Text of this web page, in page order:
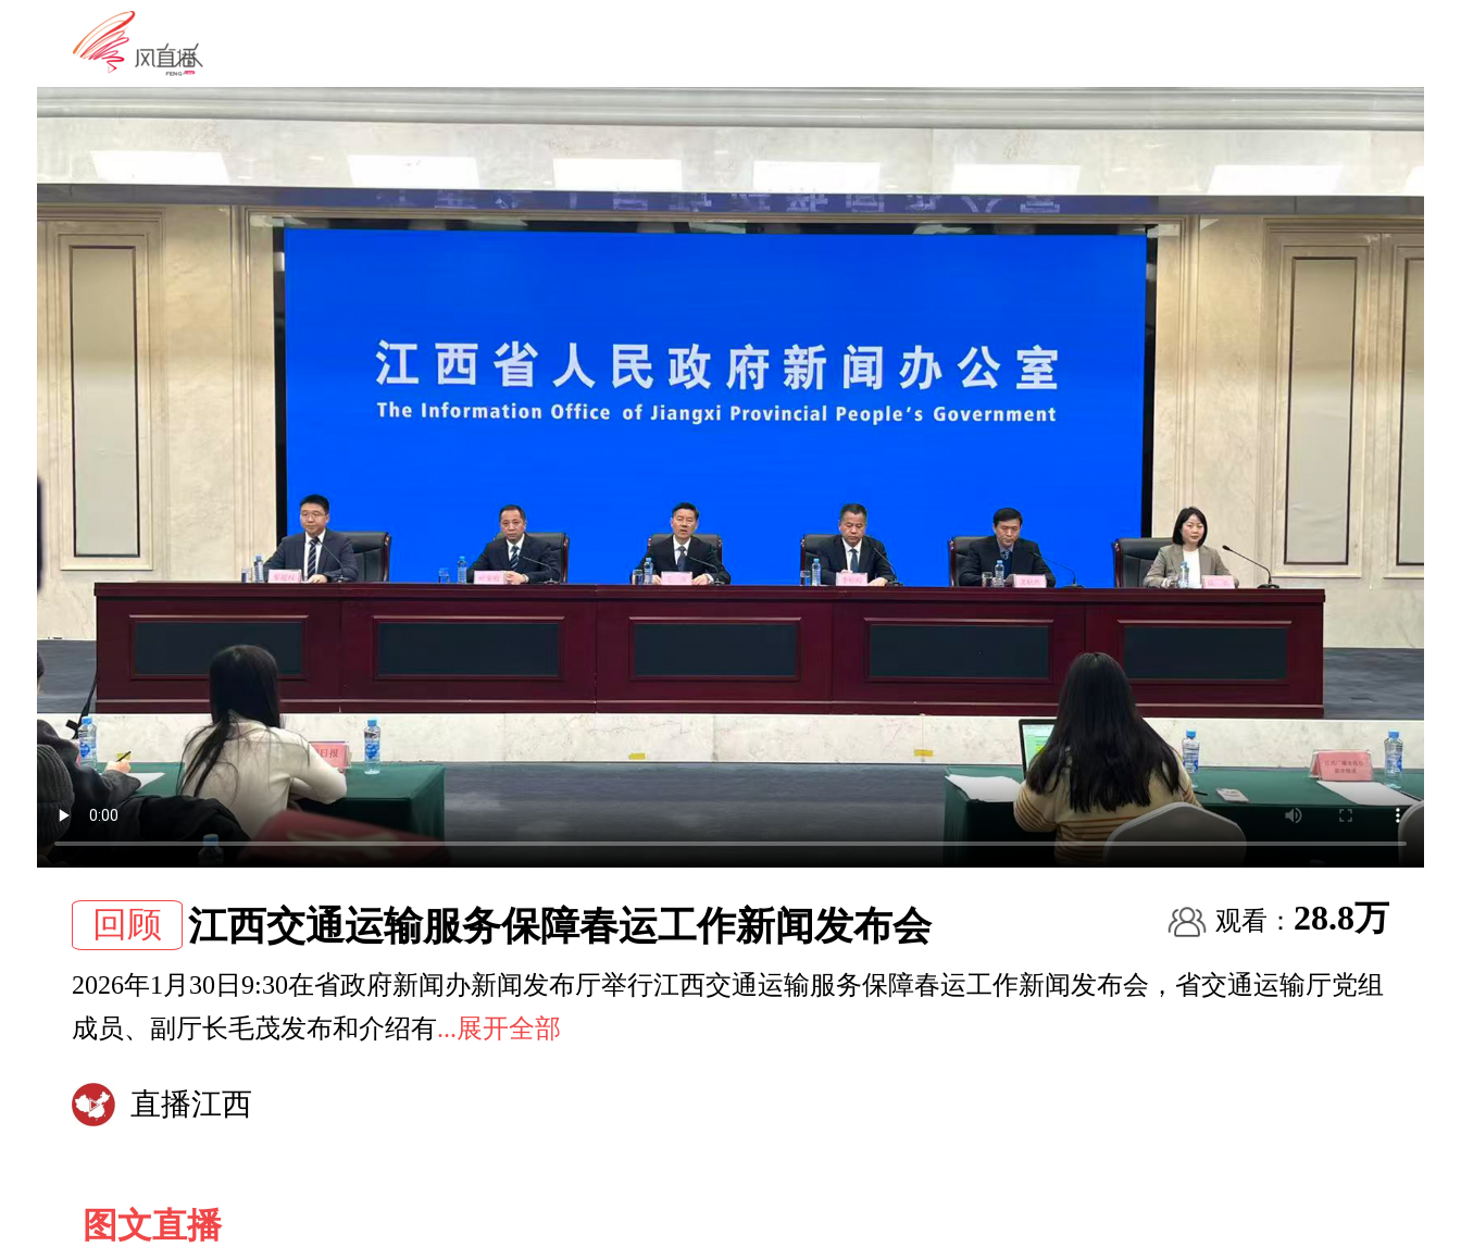
回顾 江西交通运输服务保障春运工作新闻发布会 观看： 28.8万
2026年1月30日9:30在省政府新闻办新闻发布厅举行江西交通运输服务保障春运工作新闻发布会，省交通运输厅党组
成员、副厅长毛茂发布和介绍有...展开全部
直播江西
图文直播